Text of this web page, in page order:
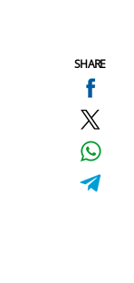
SHARE